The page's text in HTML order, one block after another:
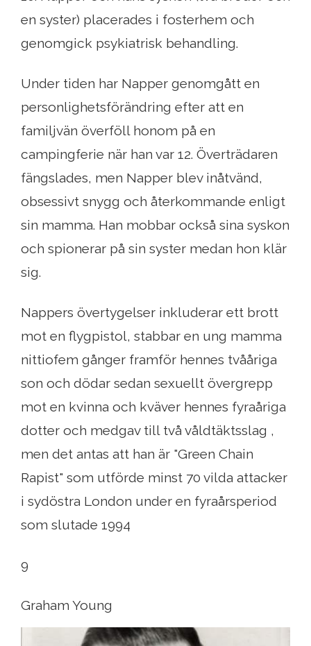
en syster) placerades i fosterhem och
genomgick psykiatrisk behandling.
Under tiden har Napper genomgått en
personlighetsförändring efter att en
familjvän överföll honom på en
campingferie när han var 12. Överträdaren
fängslades, men Napper blev inåtvänd,
obsessivt snygg och återkommande enligt
sin mamma. Han mobbar också sina syskon
och spionerar på sin syster medan hon klär
sig.
Nappers övertygelser inkluderar ett brott
mot en flygpistol, stabbar en ung mamma
nittiofem gånger framför hennes tvååriga
son och dödar sedan sexuellt övergrepp
mot en kvinna och kväver hennes fyraåriga
dotter och medgav till två våldtäktsslag ,
men det antas att han är "Green Chain
Rapist" som utförde minst 70 vilda attacker
i sydöstra London under en fyraårsperiod
som slutade 1994
9
Graham Young